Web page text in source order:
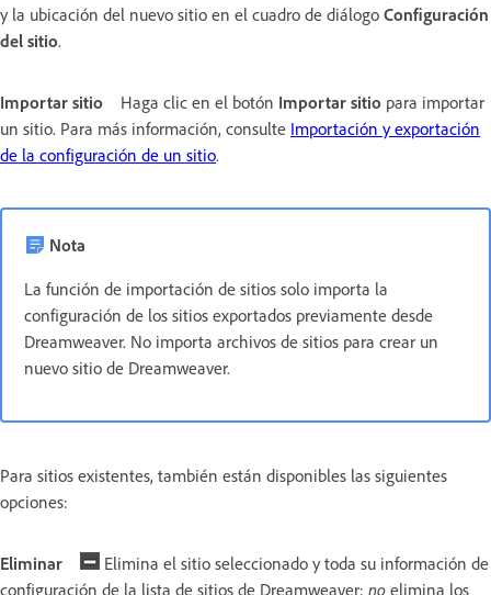
y la ubicación del nuevo sitio en el cuadro de diálogo Configuración
del sitio.
Importar sitio Haga clic en el botón Importar sitio para importar
un sitio. Para más información, consulte Importación y exportación
de la configuración de un sitio.
Nota
La función de importación de sitios solo importa la
configuración de los sitios exportados previamente desde
Dreamweaver. No importa archivos de sitios para crear un
nuevo sitio de Dreamweaver.
Para sitios existentes, también están disponibles las siguientes
opciones:
Eliminar
Elimina el sitio seleccionado y toda su información de
configuración de la lista de sitios de Dreamweaver; no elimina los